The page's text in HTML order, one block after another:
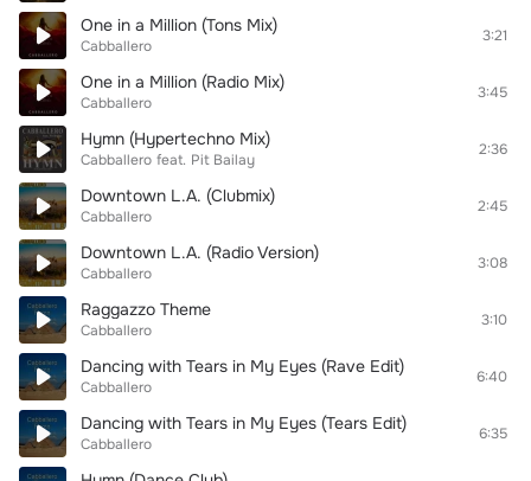
One in a Million (Tons Mix)
Cabballero
3:21
One in a Million (Radio Mix)
Cabballero
3:45
Hymn (Hypertechno Mix)
Cabballero feat. Pit Bailay
2:36
Downtown L.A. (Clubmix)
Cabballero
2:45
Downtown L.A. (Radio Version)
Cabballero
3:08
Raggazzo Theme
Cabballero
3:10
Dancing with Tears in My Eyes (Rave Edit)
Cabballero
6:40
Dancing with Tears in My Eyes (Tears Edit)
Cabballero
6:35